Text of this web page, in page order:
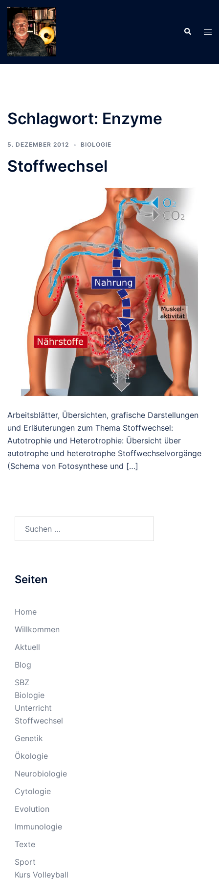
Zum
Inhalt
springen
Suche
Schlagwort: Enzyme
5. DEZEMBER 2012 BIOLOGIE
Stoffwechsel
Arbeitsblätter, Übersichten, grafische Darstellungen
und Erläuterungen zum Thema Stoffwechsel:
Autotrophie und Heterotrophie: Übersicht über
autotrophe und heterotrophe Stoffwechselvorgänge
(Schema von Fotosynthese und […]
Seiten
Home
Willkommen
Aktuell
Blog
SBZ
Biologie
Unterricht
Stoffwechsel
Genetik
Ökologie
Neurobiologie
Cytologie
Evolution
Immunologie
Texte
Sport
Kurs Volleyball